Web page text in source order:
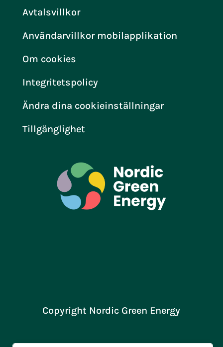
Avtalsvillkor
Användarvillkor mobilapplikation
Om cookies
Integritetspolicy
Ändra dina cookieinställningar
Tillgänglighet
Copyright Nordic Green Energy